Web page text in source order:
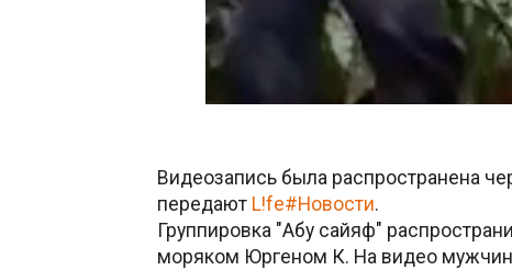
Видеозапись была распространена
передают L!fe#Новости.
Группировка "Абу сайяф"
моряком Юргеном К. На видео